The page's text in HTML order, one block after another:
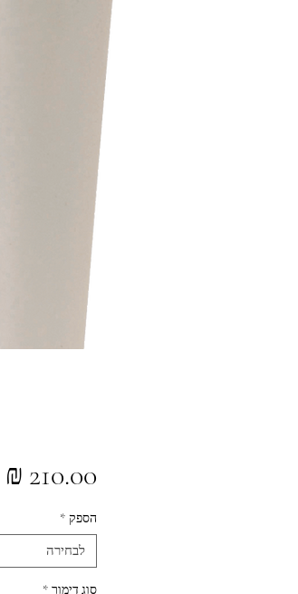
הספק *
לבחירה
סוג דימור *